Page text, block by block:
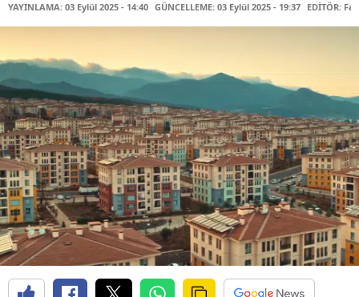
YAYINLAMA: 03 Eylül 2025 - 14:40 GÜNCELLEME: 03 Eylül 2025 - 19:37 EDİTÖR: